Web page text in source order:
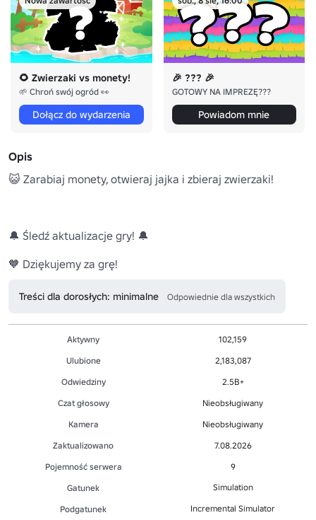
🌻 Zwierzaki vs monety!
🌱 Chroń swój ogród 👀
Dołącz do wydarzenia
🎉 ??? 🎉
GOTOWY NA IMPREZĘ???
Powiadom mnie
Opis
😺 Zarabiaj monety, otwieraj jajka i zbieraj zwierzaki!
🔔 Śledź aktualizacje gry! 🔔
🧡 Dziękujemy za grę!
Treści dla dorosłych: minimalne Odpowiednie dla wszystkich
Aktywny
102,159
Ulubione
2,183,087
Odwiedziny
2.5B+
Czat głosowy
Nieobsługiwany
Kamera
Nieobsługiwany
Zaktualizowano
7.08.2026
Pojemność serwera
9
Gatunek
Simulation
Podgatunek Incremental Simulator